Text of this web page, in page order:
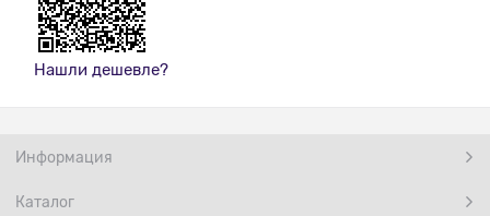
Нашли дешевле?
Информация
Каталог